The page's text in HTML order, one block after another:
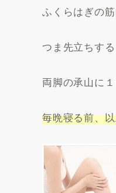
ふくらはぎの
つま先立ちす
両脚の承山に
毎晩寝る前、